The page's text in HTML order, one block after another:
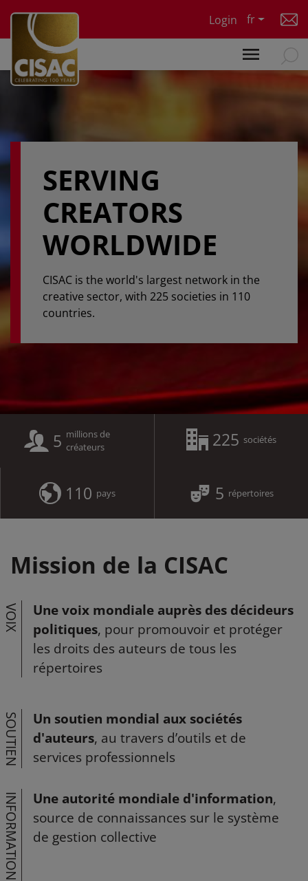
Login
fr
SERVING
CREATORS
WORLDWIDE
CISAC is the world's largest network in the
creative sector, with 225 societies in 110
countries.
5 millions de
créateurs
225 sociétés
110 pays 5 répertoires
Mission de la CISAC
VOIX
Une voix mondiale auprès des décideurs
politiques, pour promouvoir et protéger
les droits des auteurs de tous les
répertoires
SOUTIEN
Un soutien mondial aux sociétés
d'auteurs, au travers d’outils et de
services professionnels
INFORMATION Une autorité mondiale d'information,
source de connaissances sur le système
de gestion collective